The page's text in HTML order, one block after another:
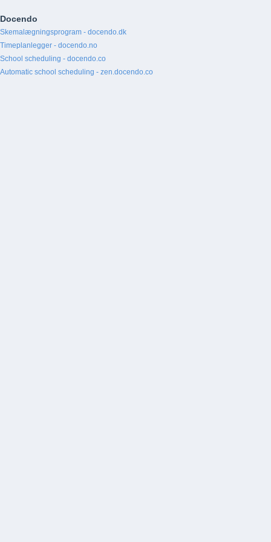
Docendo
Skemalægningsprogram - docendo.dk
Timeplanlegger - docendo.no
School scheduling - docendo.co
Automatic school scheduling - zen.docendo.co